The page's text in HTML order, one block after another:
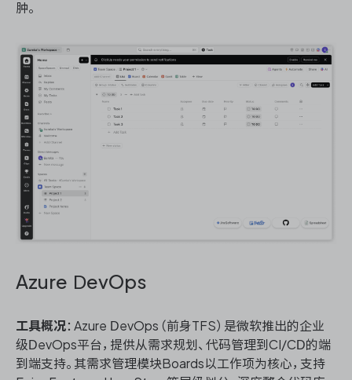
肿。
Azure DevOps
工具概况：Azure DevOps（前身TFS）是微软推出的企业
级DevOps平台，提供从需求规划、代码管理到CI/CD的端
到端支持。其需求管理模块Boards以工作项为核心，支持